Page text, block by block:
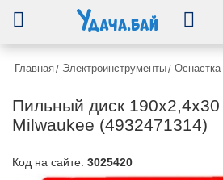
Главная/ Электроинструменты/ Оснастка
Пильный диск
Milwaukee (4932471314)
Код на сайте: 3025420